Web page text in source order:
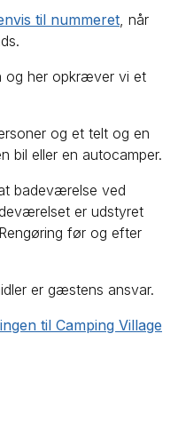
til nummeret, når
og her opkræver vi et
og et telt og en
bil eller en autocamper.
badeværelse ved
er udstyret
før og efter
er gæstens ansvar.
til Camping Village